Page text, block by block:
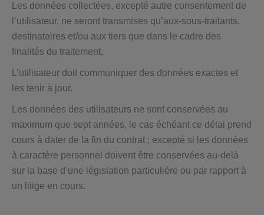
Les données collectées, excepté autre consentement de
l’utilisateur, ne seront transmises qu’aux-sous-traitants,
destinataires et/ou aux tiers que dans le cadre des
finalités du traitement.
L’utilisateur doit communiquer des données exactes et
les tenir à jour.
Les données des utilisateurs ne sont conservées au
maximum que sept années, le cas échéant ce délai prend
cours à dater de la fin du contrat ; excepté si les données
à caractère personnel doivent être conservées au-delà
sur la base d’une législation particulière ou par rapport à
un litige en cours.